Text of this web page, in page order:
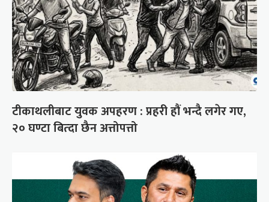
टीकाथलीबाट युवक अपहरण : प्रहरी हौं भन्दै लगेर गए,
२० घण्टा बित्दा छैन अत्तोपत्तो